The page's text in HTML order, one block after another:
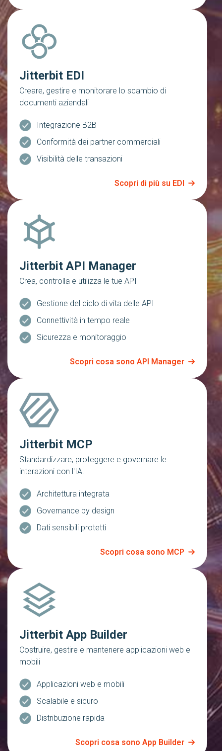
Jitterbit EDI
Creare, gestire e monitorare lo scambio di
documenti aziendali
Integrazione B2B
Conformità dei partner commerciali
Visibilità delle transazioni
Scopri di più su EDI
Jitterbit API Manager
Crea, controlla e utilizza le tue API
Gestione del ciclo di vita delle API
Connettività in tempo reale
Sicurezza e monitoraggio
Scopri cosa sono API Manager
Jitterbit MCP
Standardizzare, proteggere e governare le
interazioni con l'IA.
Architettura integrata
Governance by design
Dati sensibili protetti
Scopri cosa sono MCP
Jitterbit App Builder
Costruire, gestire e mantenere applicazioni web e
mobili
Applicazioni web e mobili
Scalabile e sicuro
Distribuzione rapida
Scopri cosa sono App Builder